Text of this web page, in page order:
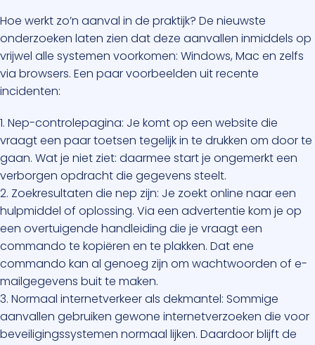
Hoe werkt zo’n aanval in de praktijk? De nieuwste
onderzoeken laten zien dat deze aanvallen inmiddels op
vrijwel alle systemen voorkomen: Windows, Mac en zelfs
via browsers. Een paar voorbeelden uit recente
incidenten:
1. Nep-controlepagina: Je komt op een website die
vraagt een paar toetsen tegelijk in te drukken om door te
gaan. Wat je niet ziet: daarmee start je ongemerkt een
verborgen opdracht die gegevens steelt.
2. Zoekresultaten die nep zijn: Je zoekt online naar een
hulpmiddel of oplossing. Via een advertentie kom je op
een overtuigende handleiding die je vraagt een
commando te kopiëren en te plakken. Dat ene
commando kan al genoeg zijn om wachtwoorden of e-
mailgegevens buit te maken.
3. Normaal internetverkeer als dekmantel: Sommige
aanvallen gebruiken gewone internetverzoeken die voor
beveiligingssystemen normaal lijken. Daardoor blijft de